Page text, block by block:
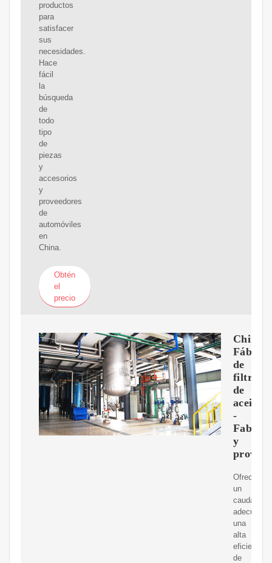
productos
para
satisfacer
sus
necesidades.
Hace
fácil
la
búsqueda
de
todo
tipo
de
piezas
y
accesorios
y
proveedores
de
automóviles
en
China.
Obtén
el
precio
China
Fábrica
de
filtros
de
aceite
-
y
Ofrecemos
un
caudal
adecuado,
una
alta
eficiencia
de